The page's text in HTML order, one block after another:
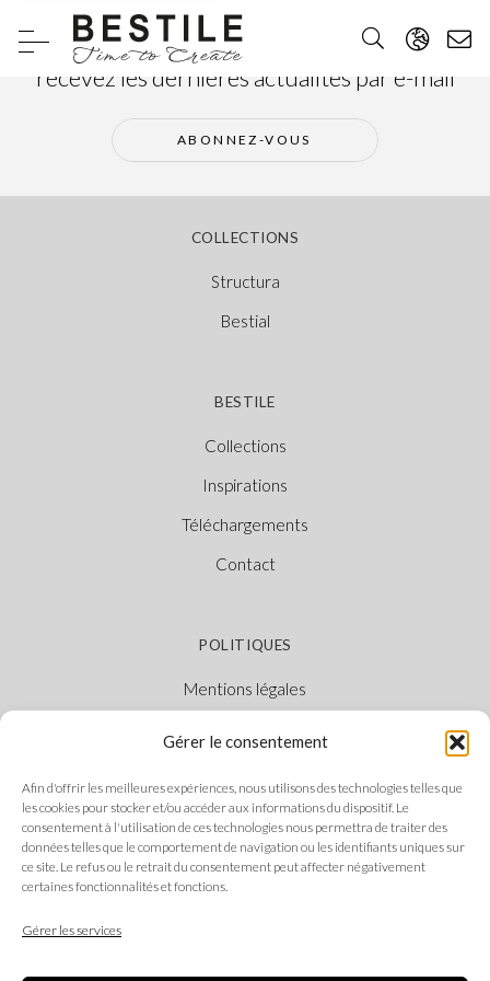
Gérer le consentement
Afin d'offrir les meilleures expériences, nous utilisons des technologies telles que
les cookies pour stocker et/ou accéder aux informations du dispositif. Le
consentement à l'utilisation de ces technologies nous permettra de traiter des
données telles que le comportement de navigation ou les identifiants uniques sur
ce site. Le refus ou le retrait du consentement peut affecter négativement
certaines fonctionnalités et fonctions.
Gérer les services
Abonnez-vous à notre newsletter et
recevez les dernières actualités par e-mail
ABONNEZ-VOUS
COLLECTIONS
Structura
Bestial
BESTILE
Collections
Inspirations
Téléchargements
Contact
POLITIQUES
Mentions légales
Canal Éthique
SUIVEZ-NOUS